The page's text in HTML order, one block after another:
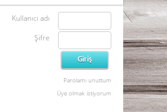
Kullanıcı adı
Şifre
Parolamı unuttum
Üye olmak istiyorum